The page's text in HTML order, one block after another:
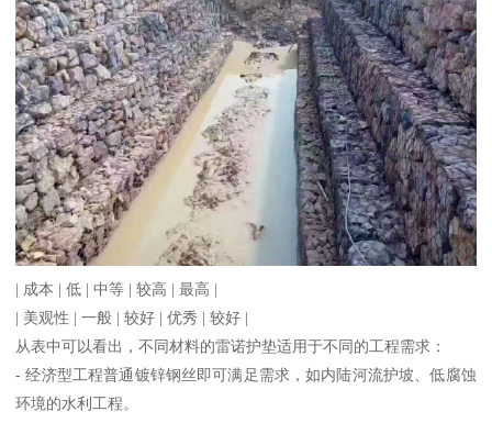
| 成本 | 低 | 中等 | 较高 | 最高 |
| 美观性 | 一般 | 较好 | 优秀 | 较好 |
从表中可以看出，不同材料的雷诺护垫适用于不同的工程需求：
- 经济型工程普通镀锌钢丝即可满足需求，如内陆河流护坡、低腐蚀
环境的水利工程。